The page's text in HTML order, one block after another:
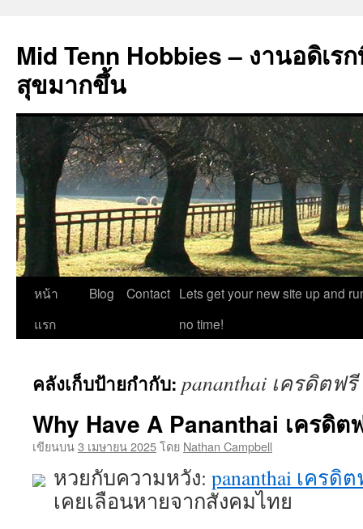
Mid Tenn Hobbies – งานอดิเ
สุขมากขึ้น
ข้าม
ไป
เนื้อหา
หน้า
แรก
Blog Contact Lets get your new site up and
no time!
คลังเก็บป้ายกำกับ: pananthai เครดิตฟรี
Why Have A Pananthai เครดิต
เขียนบน3 เมษายน 2025โดย Nathan Campbell
หวยกับความหวัง: pananthai เครดิ
เคยเลือนหายจากสังคมไทย